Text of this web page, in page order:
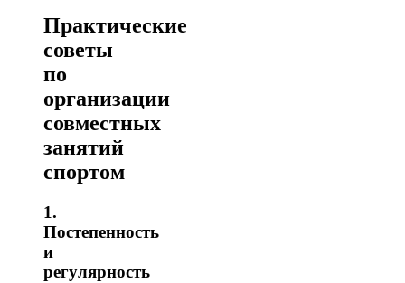
Практические
советы
по
организации
совместных
занятий
спортом
1.
Постепенность
и
регулярность